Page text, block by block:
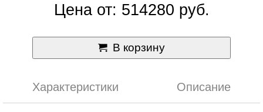
Цена от: 514280 руб.
В корзину
Характеристики Описание